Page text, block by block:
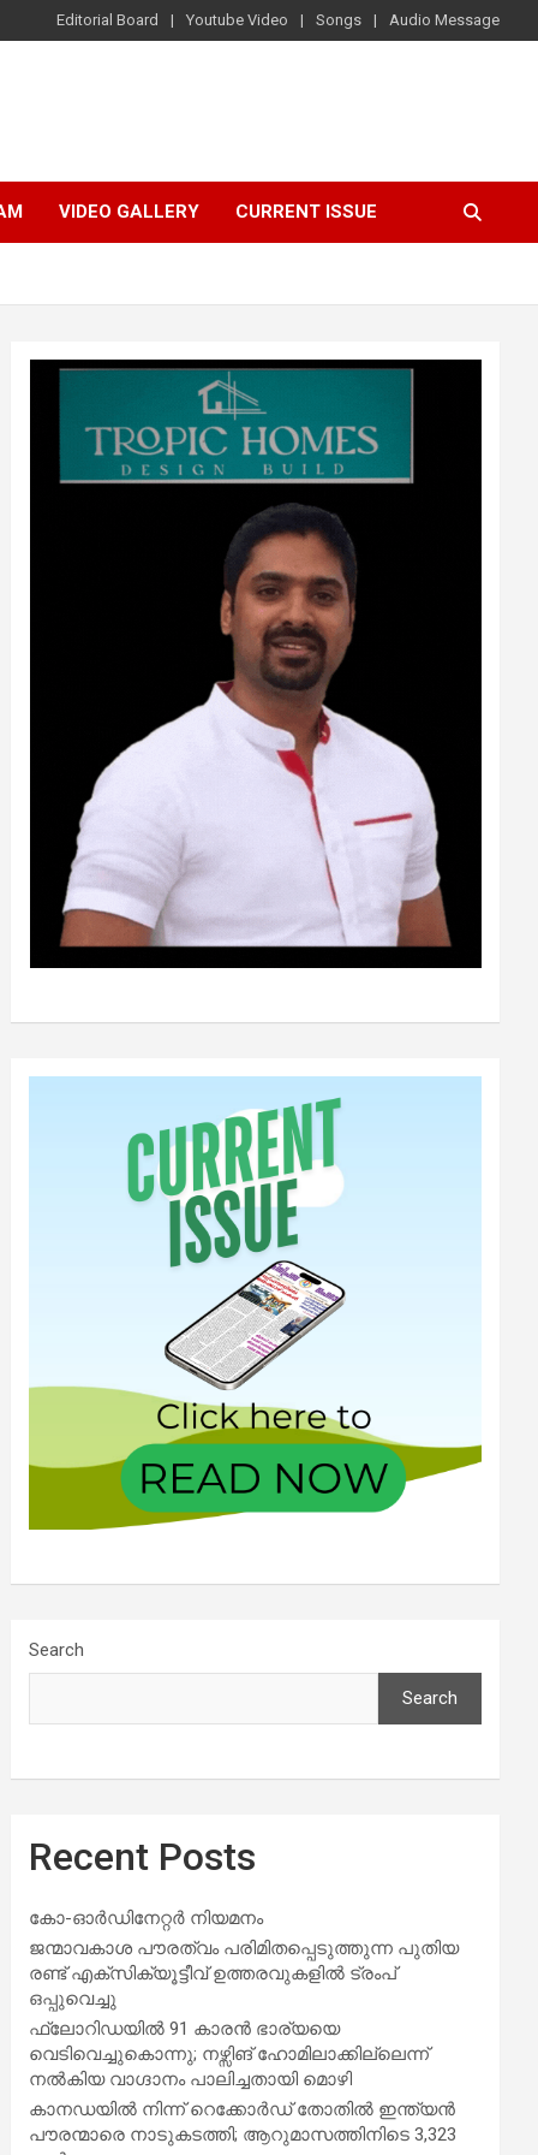
Editorial Board Youtube Video Songs Audio Message
VIDEO GALLERY CURRENT ISSUE
Search
Search
Recent Posts
കോ-ഓർഡിനേറ്റർ നിയമനം
ജന്മാവകാശ പൗരത്വം പരിമിതപ്പെടുത്തുന്ന പുതിയ
രണ്ട് എക്സിക്യൂട്ടീവ് ഉത്തരവുകളിൽ ട്രംപ്
ഒപ്പുവെച്ചു
ഫ്ലോറിഡയിൽ 91 കാരൻ ഭാര്യയെ
വെടിവെച്ചുകൊന്നു; നഴ്സിങ് ഹോമിലാക്കില്ലെന്ന്
നൽകിയ വാഗ്ദാനം പാലിച്ചതായി മൊഴി
കാനഡയിൽ നിന്ന് റെക്കോർഡ് തോതിൽ ഇന്ത്യൻ
പൗരന്മാരെ നാടുകടത്തി; ആറുമാസത്തിനിടെ 3,323